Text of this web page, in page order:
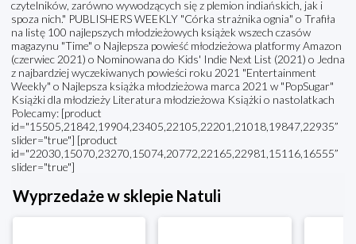
czytelników, zarówno wywodzących się z plemion indiańskich, jak i
spoza nich." PUBLISHERS WEEKLY "Córka strażnika ognia" o Trafiła
na listę 100 najlepszych młodzieżowych książek wszech czasów
magazynu "Time" o Najlepsza powieść młodzieżowa platformy Amazon
(czerwiec 2021) o Nominowana do Kids' Indie Next List (2021) o Jedna
z najbardziej wyczekiwanych powieści roku 2021 "Entertainment
Weekly" o Najlepsza książka młodzieżowa marca 2021 w "PopSugar"
Książki dla młodzieży Literatura młodzieżowa Książki o nastolatkach
Polecamy: [product
id="15505,21842,19904,23405,22105,22201,21018,19847,22935”
slider="true"] [product
id="22030,15070,23270,15074,20772,22165,22981,15116,16555”
slider="true"]
Wyprzedaże w sklepie Natuli